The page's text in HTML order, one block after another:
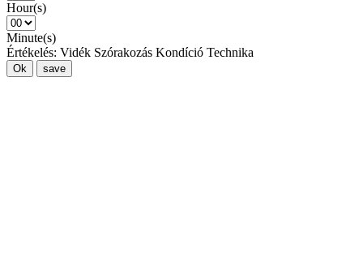
Hour(s)
Minute(s)
Értékelés: Vidék Szórakozás Kondíció Technika
Ok save